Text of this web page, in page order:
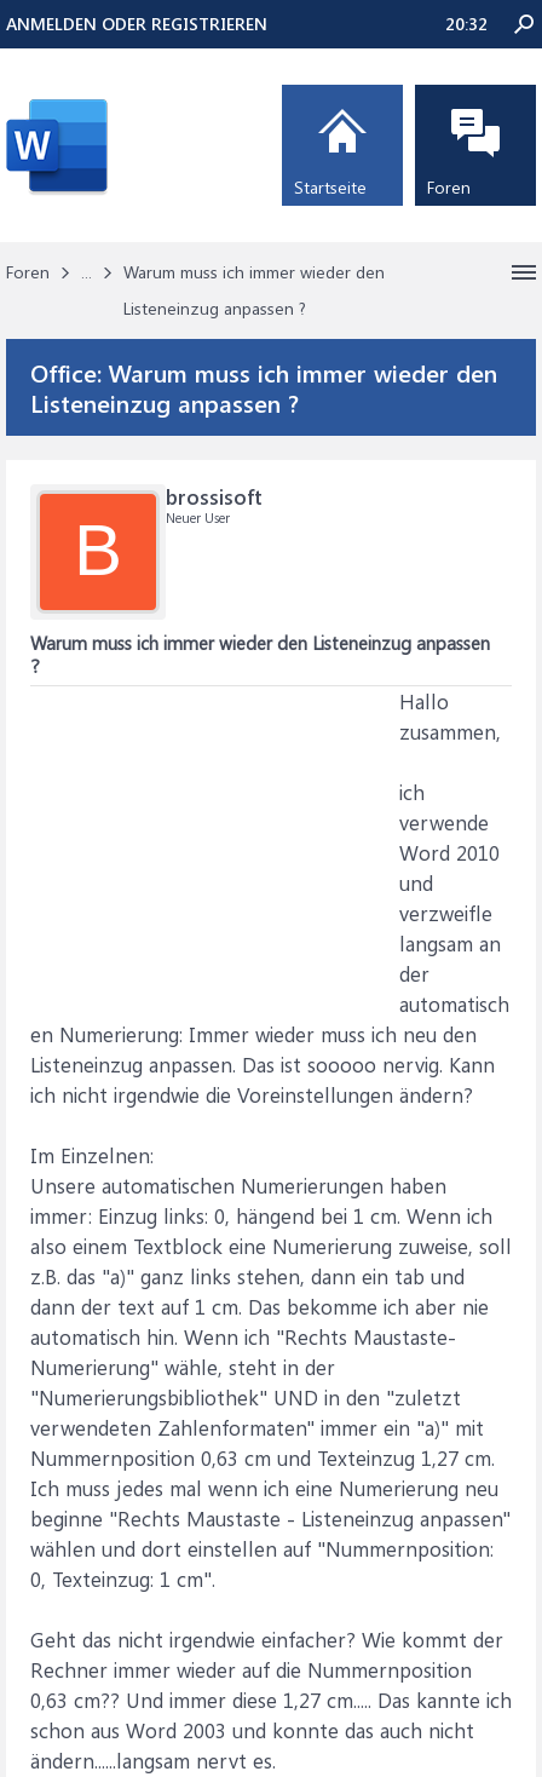
Foren ...
Warum muss ich immer wieder den
Listeneinzug anpassen ?
Office:Warum muss ich immer wieder den
Listeneinzug anpassen ?
B
brossisoft
Neuer User
Warum muss ich immer wieder den Listeneinzug anpassen
?
Hallo
zusammen,
ich
verwende
Word 2010
und
verzweifle
langsam an
der
automatisch
en Numerierung: Immer wieder muss ich neu den
Listeneinzug anpassen. Das ist sooooo nervig. Kann
ich nicht irgendwie die Voreinstellungen ändern?
Im Einzelnen:
Unsere automatischen Numerierungen haben
immer: Einzug links: 0, hängend bei 1 cm. Wenn ich
also einem Textblock eine Numerierung zuweise, soll
z.B. das "a)" ganz links stehen, dann ein tab und
dann der text auf 1 cm. Das bekomme ich aber nie
automatisch hin. Wenn ich "Rechts Maustaste-
Numerierung" wähle, steht in der
"Numerierungsbibliothek" UND in den "zuletzt
verwendeten Zahlenformaten" immer ein "a)" mit
Nummernposition 0,63 cm und Texteinzug 1,27 cm.
Ich muss jedes mal wenn ich eine Numerierung neu
beginne "Rechts Maustaste - Listeneinzug anpassen"
wählen und dort einstellen auf "Nummernposition:
0, Texteinzug: 1 cm".
Geht das nicht irgendwie einfacher? Wie kommt der
Rechner immer wieder auf die Nummernposition
0,63 cm?? Und immer diese 1,27 cm..... Das kannte ich
schon aus Word 2003 und konnte das auch nicht
ändern......langsam nervt es.
ANMELDEN ODER REGISTRIEREN 20:32
Startseite Foren